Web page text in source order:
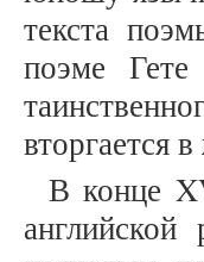
текста
поэме
вторгается
В конце